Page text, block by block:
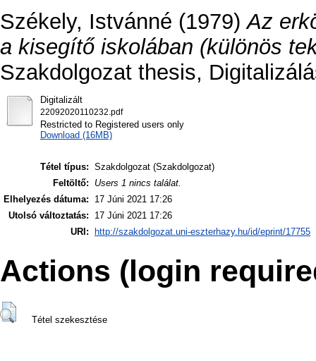
Székely, Istvánné (1979)Az
a kisegítő iskolában (különös
Szakdolgozat thesis,
Digitalizált
22092020110232.pdf
Restricted to Registered users only
Download (16MB)
Tétel típus: Szakdolgozat (Szakdolgozat)
Feltöltő:
Users 1 nincs találat.
Elhelyezés dátuma:
17 Júni 2021 17:26
Utolsó változtatás:
17 Júni 2021 17:26
URI:
http://szakdolgozat.uni-eszterhazy.hu/id/eprint/17755
Actions (login
Tétel szekesztése